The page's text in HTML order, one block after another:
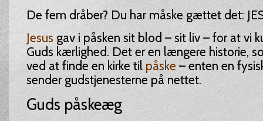
De fem dråber? Du har måske gættet det:
Jesus gav i påsken sit blod – sit liv – for at vi
Guds kærlighed. Det er en længere historie,
ved at finde en kirke til påske – enten en
sender gudstjenesterne på nettet.
Guds påskeæg